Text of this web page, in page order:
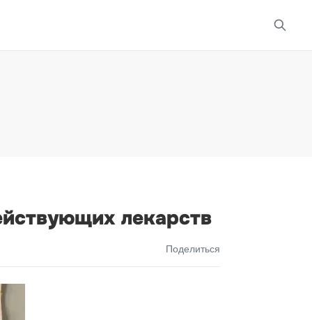
лекарств
Поделиться